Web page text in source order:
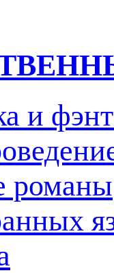
и
романы